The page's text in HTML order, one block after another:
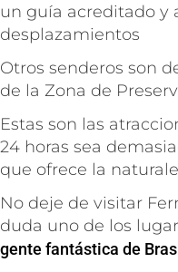
un guía acreditado y
desplazamientos
Otros senderos son
de la Zona de
Estas son las
24 horas sea
que ofrece la
No deje de visitar
duda uno de los
gente fantástica de